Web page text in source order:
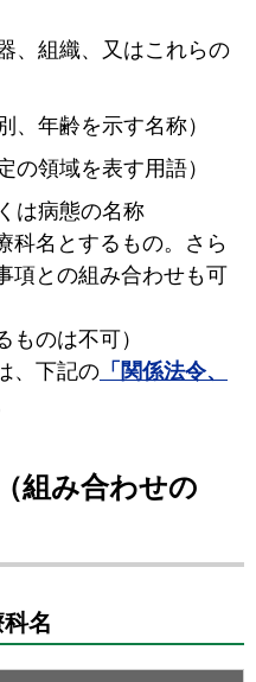
、組織、又はこれらの
年齢を示す名称）
領域を表す用語）
は病態の名称
名とするもの。さら
項との組み合わせも可
ものは不可）
、下記の 「関係法令、
組み合わせの
名